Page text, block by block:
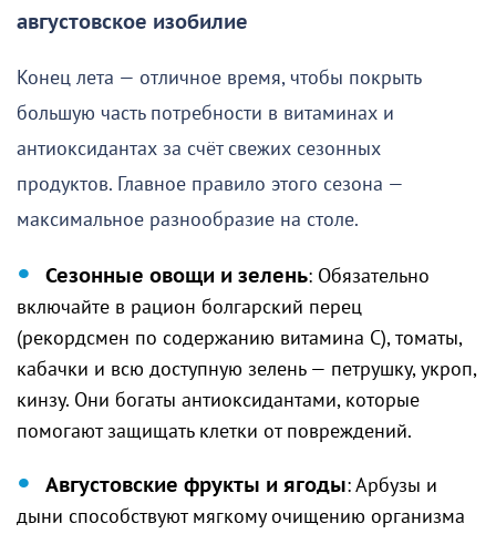
августовское изобилие
Конец лета — отличное время, чтобы покрыть
большую часть потребности в витаминах и
антиоксидантах за счёт свежих сезонных
продуктов. Главное правило этого сезона —
максимальное разнообразие на столе.
Сезонные овощи и зелень: Обязательно
включайте в рацион болгарский перец
(рекордсмен по содержанию витамина C), томаты,
кабачки и всю доступную зелень — петрушку, укроп,
кинзу. Они богаты антиоксидантами, которые
помогают защищать клетки от повреждений.
Августовские фрукты и ягоды: Арбузы и
дыни способствуют мягкому очищению организма